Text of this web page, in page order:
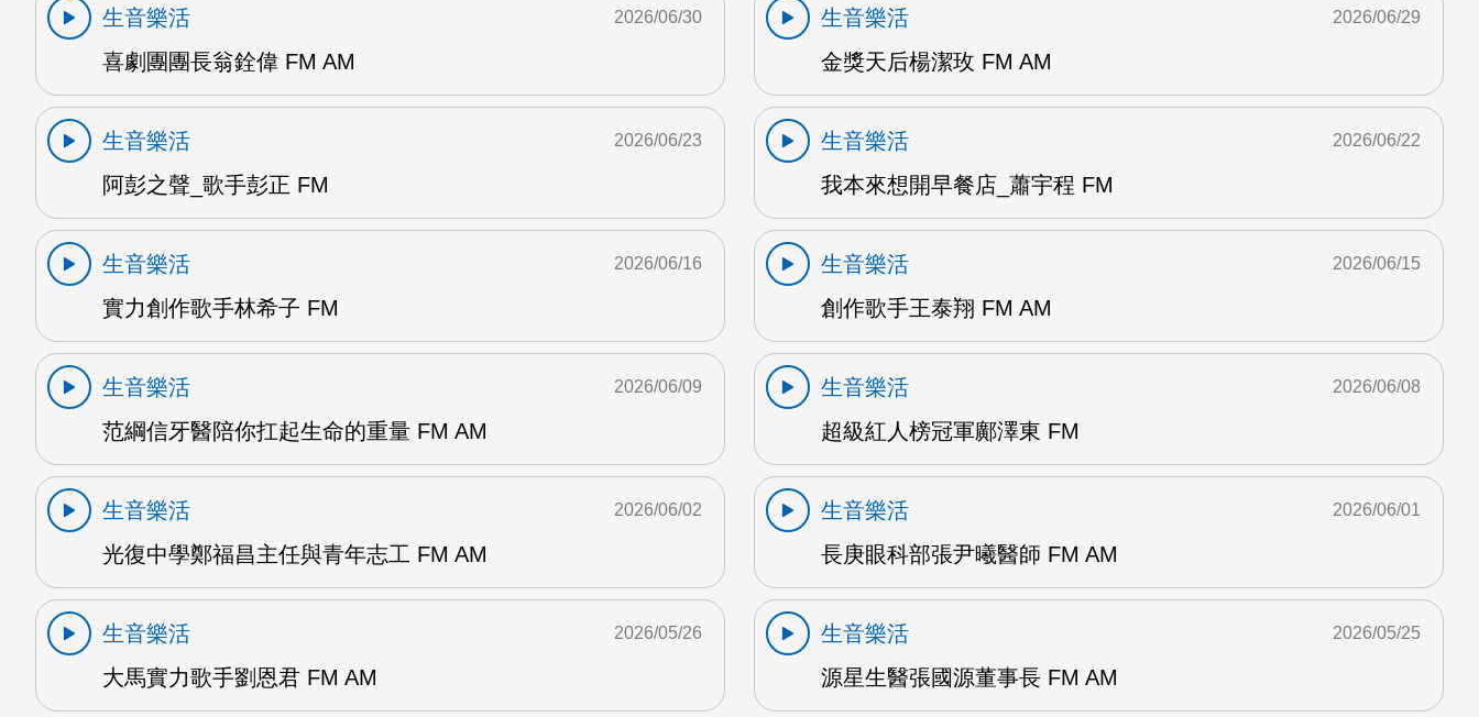
生音樂活
喜劇團團長翁銓偉 FM AM
2026/06/30
生音樂活
金獎天后楊潔玫 FM AM
2026/06/29
生音樂活
阿彭之聲_歌手彭正 FM
2026/06/23
生音樂活
我本來想開早餐店_蕭宇程 FM
2026/06/22
生音樂活
實力創作歌手林希子 FM
2026/06/16
生音樂活
創作歌手王泰翔 FM AM
2026/06/15
生音樂活
范綱信牙醫陪你扛起生命的重量 FM AM
2026/06/09
生音樂活
超級紅人榜冠軍鄺澤東 FM
2026/06/08
生音樂活
光復中學鄭福昌主任與青年志工 FM AM
2026/06/02
生音樂活
長庚眼科部張尹曦醫師 FM AM
2026/06/01
生音樂活
大馬實力歌手劉恩君 FM AM
2026/05/26
生音樂活
源星生醫張國源董事長 FM AM
2026/05/25